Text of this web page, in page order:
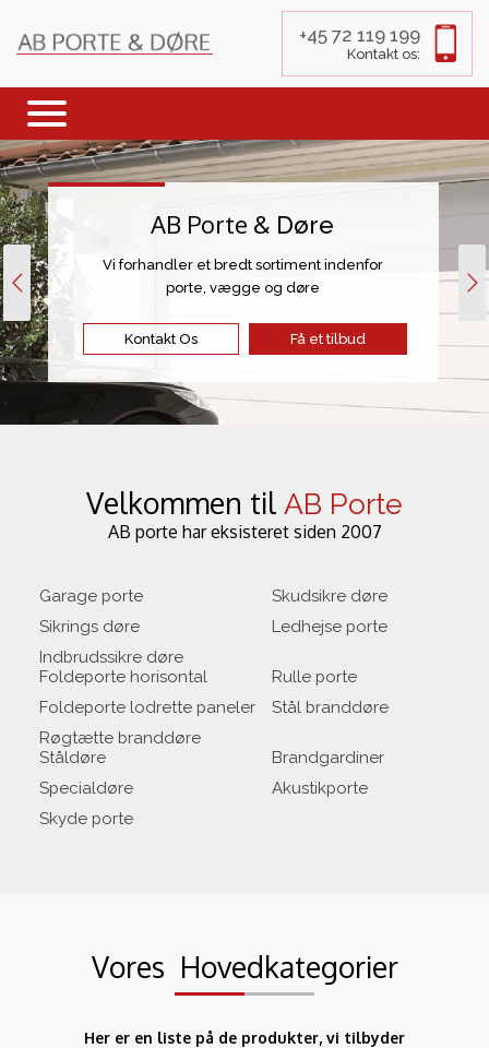
+45 72 119 199
Kontakt os:
Få et tilbud
Kontakt Os
Vi forhandler et bredt sortiment indenfor
porte, vægge og døre
AB Porte & Døre
Velkommen til AB Porte
AB porte har eksisteret siden 2007
Garage porte
Sikrings døre
Indbrudssikre døre
Skudsikre døre
Ledhejse porte
Foldeporte horisontal
Foldeporte lodrette paneler
Røgtætte branddøre
Rulle porte
Stål branddøre
Ståldøre
Specialdøre
Skyde porte
Brandgardiner
Akustikporte
Vores Hovedkategorier
Her er en liste på de produkter, vi tilbyder